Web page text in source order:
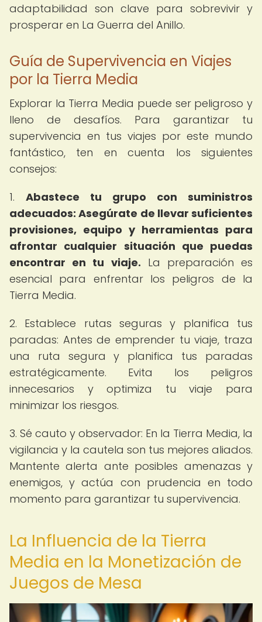
adaptabilidad son clave para sobrevivir y
prosperar en La Guerra del Anillo.
Guía de Supervivencia en Viajes
por la Tierra Media
Explorar la Tierra Media puede ser peligroso y
lleno de desafíos. Para garantizar tu
supervivencia en tus viajes por este mundo
fantástico, ten en cuenta los siguientes
consejos:
1. Abastece tu grupo con suministros
adecuados: Asegúrate de llevar suficientes
provisiones, equipo y herramientas para
afrontar cualquier situación que puedas
encontrar en tu viaje. La preparación es
esencial para enfrentar los peligros de la
Tierra Media.
2. Establece rutas seguras y planifica tus
paradas: Antes de emprender tu viaje, traza
una ruta segura y planifica tus paradas
estratégicamente. Evita los peligros
innecesarios y optimiza tu viaje para
minimizar los riesgos.
3. Sé cauto y observador: En la Tierra Media, la
vigilancia y la cautela son tus mejores aliados.
Mantente alerta ante posibles amenazas y
enemigos, y actúa con prudencia en todo
momento para garantizar tu supervivencia.
La Influencia de la Tierra
Media en la Monetización de
Juegos de Mesa